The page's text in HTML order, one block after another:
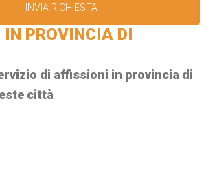
PROVINCIA DI
di affissioni in provincia di
città